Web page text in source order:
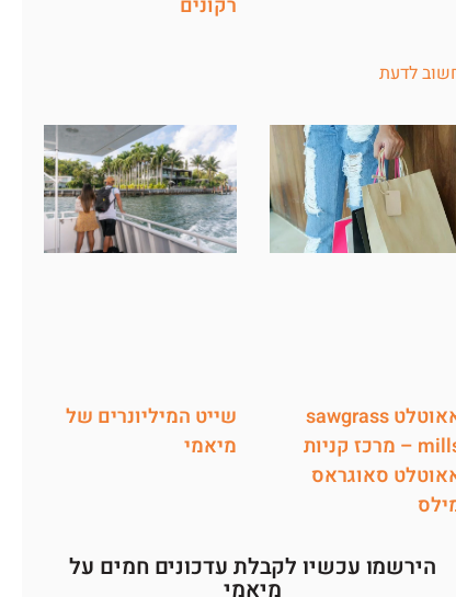
לדעת
אאוטלט sawgrass
mills – מרכז קניות
סאוגראס
שייט המיליונרים של
מיאמי
הירשמו עכשיו לקבלת עדכונים חמים על
מיאמי